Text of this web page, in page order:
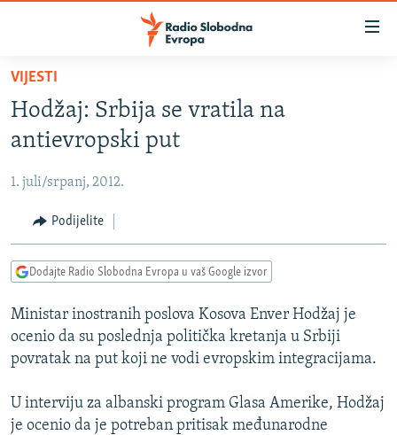
Pređite
glavni
sadržaj
na
navigaciju
Pređite
na
VIJESTI
BOSNA I HERCEGOVINA
KOSOVO
CRNA GORA
VIDEO
FOTOGALERIJE
INFOGRAFIKE
PODCASTI
RAT U UKRAJINI
KINA NA BALKANU
ISPRIČAJ MI
VIJESTI
Hodžaj: Srbija se vratila na
antievropski put
1. juli/srpanj, 2012.
Podijelite
Dodajte Radio Slobodna Evropa u vaš Google izvor
Ministar inostranih poslova Kosova Enver Hodžaj je
ocenio da su poslednja politička kretanja u Srbiji
povratak na put koji ne vodi evropskim integracijama.
U interviju za albanski program Glasa Amerike, Hodžaj
je ocenio da je potreban pritisak međunarodne